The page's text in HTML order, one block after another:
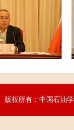
版权所有：中国石油